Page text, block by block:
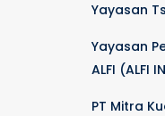
Yayasan
Yayasan
ALFI (ALFI
PT Mitra